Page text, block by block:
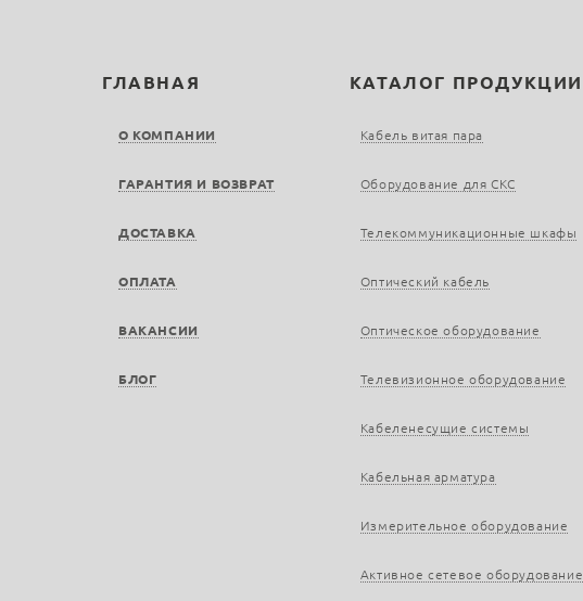
ГЛАВНАЯ
О КОМПАНИИ
ГАРАНТИЯ И ВОЗВРАТ
ДОСТАВКА
ОПЛАТА
ВАКАНСИИ
БЛОГ
КАТАЛОГ ПРОДУКЦИИ
Кабель витая пара
Оборудование для СКС
Телекоммуникационные шкафы
Оптический кабель
Оптическое оборудование
Телевизионное оборудование
Кабеленесущие системы
Кабельная арматура
Измерительное оборудование
Активное сетевое оборудование